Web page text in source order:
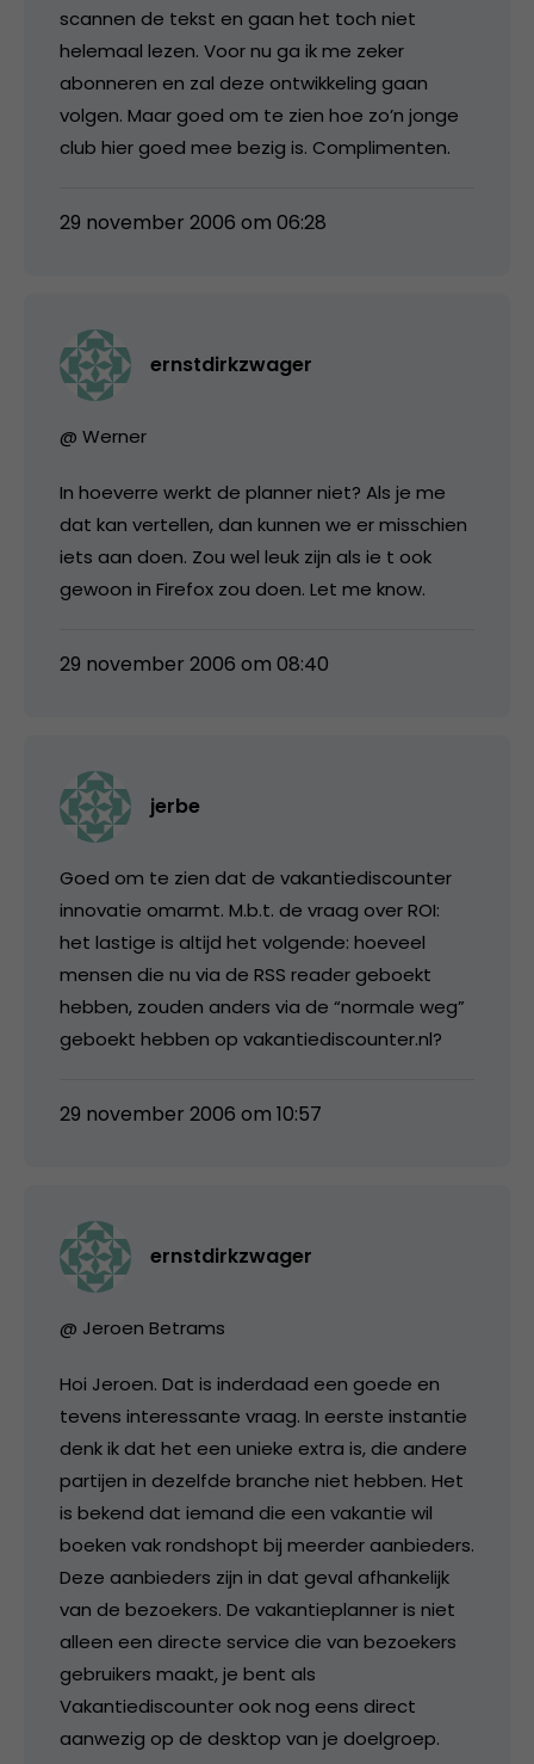
scannen de tekst en gaan het toch niet
helemaal lezen. Voor nu ga ik me zeker
abonneren en zal deze ontwikkeling gaan
volgen. Maar goed om te zien hoe zo’n jonge
club hier goed mee bezig is. Complimenten.
29 november 2006 om 06:28
ernstdirkzwager
@ Werner
In hoeverre werkt de planner niet? Als je me
dat kan vertellen, dan kunnen we er misschien
iets aan doen. Zou wel leuk zijn als ie t ook
gewoon in Firefox zou doen. Let me know.
29 november 2006 om 08:40
jerbe
Goed om te zien dat de vakantiediscounter
innovatie omarmt. M.b.t. de vraag over ROI:
het lastige is altijd het volgende: hoeveel
mensen die nu via de RSS reader geboekt
hebben, zouden anders via de “normale weg”
geboekt hebben op vakantiediscounter.nl?
29 november 2006 om 10:57
ernstdirkzwager
@ Jeroen Betrams
Hoi Jeroen. Dat is inderdaad een goede en
tevens interessante vraag. In eerste instantie
denk ik dat het een unieke extra is, die andere
partijen in dezelfde branche niet hebben. Het
is bekend dat iemand die een vakantie wil
boeken vak rondshopt bij meerder aanbieders.
Deze aanbieders zijn in dat geval afhankelijk
van de bezoekers. De vakantieplanner is niet
alleen een directe service die van bezoekers
gebruikers maakt, je bent als
Vakantiediscounter ook nog eens direct
aanwezig op de desktop van je doelgroep.